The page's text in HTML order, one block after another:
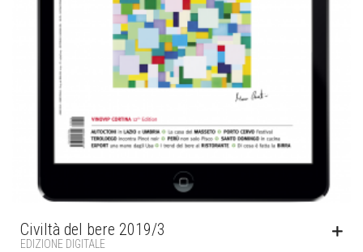
Civiltà del bere 2019/3
EDIZIONE DIGITALE